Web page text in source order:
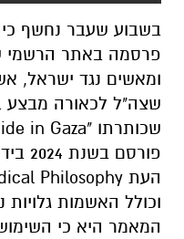
בשבוע שעבר נחשף כי
פרסמה באתר הרשמי
ומאשים נגד ישראל,
שצה"ל לכאורה מבצע
שכותרתו "in Gaza
העת
וכולל האשמות
המאמר היא כי